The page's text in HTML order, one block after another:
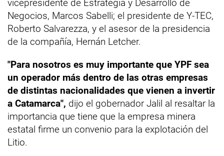
vicepresidente de Estrategia y Desarrollo de
Negocios, Marcos Sabelli; el presidente de Y-TEC,
Roberto Salvarezza, y el asesor de la presidencia
de la compañía, Hernán Letcher.
"Para nosotros es muy importante que YPF sea
un operador más dentro de las otras empresas
de distintas nacionalidades que vienen a invertir
a Catamarca", dijo el gobernador Jalil al resaltar la
importancia que tiene que la empresa minera
estatal firme un convenio para la explotación del
Litio.